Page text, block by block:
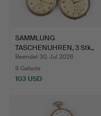
SAMMLUNG
TASCHENUHREN, 3 Stk.,
Silber, DMS…
Beendet 30. Jul 2026
8 Gebote
103 USD